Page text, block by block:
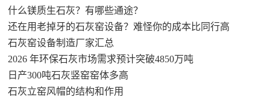
什么镁质生石灰？有哪些通途？
还在用老掉牙的石灰窑设备？难怪你的成本比同行高
石灰窑设备制造厂家汇总
2026 年环保石灰市场需求预计突破4850万吨
日产300吨石灰竖窑窑体多高
石灰立窑风帽的结构和作用